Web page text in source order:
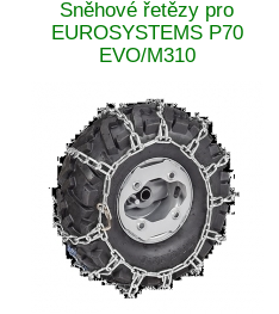
Sněhové řetězy pro
EUROSYSTEMS P70
EVO/M310